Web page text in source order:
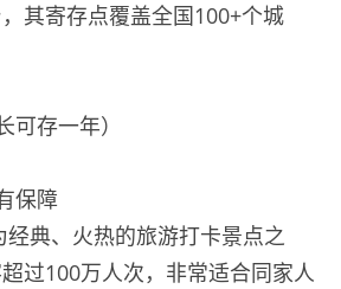
其寄存点覆盖全国100+个城
存一年）
保障
经典、火热的旅游打卡景点之
过100万人次，非常适合同家人